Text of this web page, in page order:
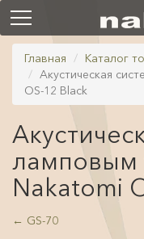
Главная Каталог
Акустическая
OS-12 Black
ламповым
Nakatomi
← GS-70